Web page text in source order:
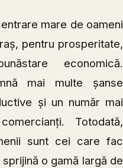
mare de oameni
pentru prosperitate,
economică.
mai multe șanse
și un număr mai
Totodată,
sunt cei care fac
o gamă largă de